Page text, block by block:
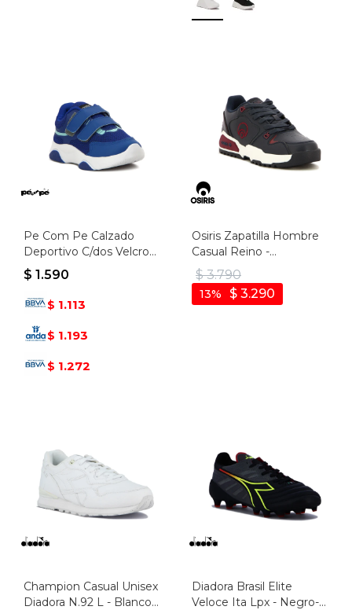
Pe Com Pe Calzado
Deportivo C/dos Velcros
- Azul-royal
$ 1.590
$ 1.113
$ 1.193
$ 1.272
Osiris Zapatilla Hombre
Casual Reino -
Marino/bordo - Marino-
bordo
$ 3.790
$ 3.290
13
Champion Casual Unisex
Diadora N.92 L - Blanco-
Diadora Brasil Elite
Veloce Ita Lpx - Negro-